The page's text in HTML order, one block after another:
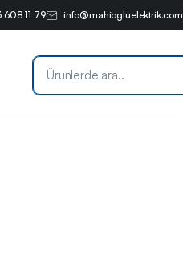
608 11 79 info@mahiogluelektrik.com